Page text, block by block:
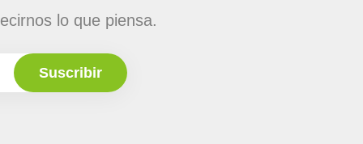
lo que piensa.